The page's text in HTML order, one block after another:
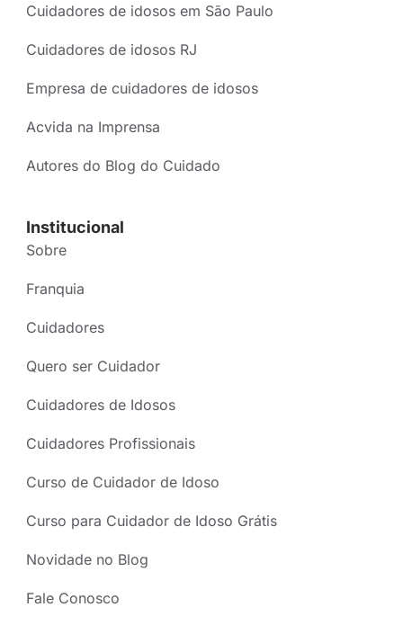
Cuidadores de idosos em São Paulo
Cuidadores de idosos RJ
Empresa de cuidadores de idosos
Acvida na Imprensa
Autores do Blog do Cuidado
Institucional
Sobre
Franquia
Cuidadores
Quero ser Cuidador
Cuidadores de Idosos
Cuidadores Profissionais
Curso de Cuidador de Idoso
Curso para Cuidador de Idoso Grátis
Novidade no Blog
Fale Conosco